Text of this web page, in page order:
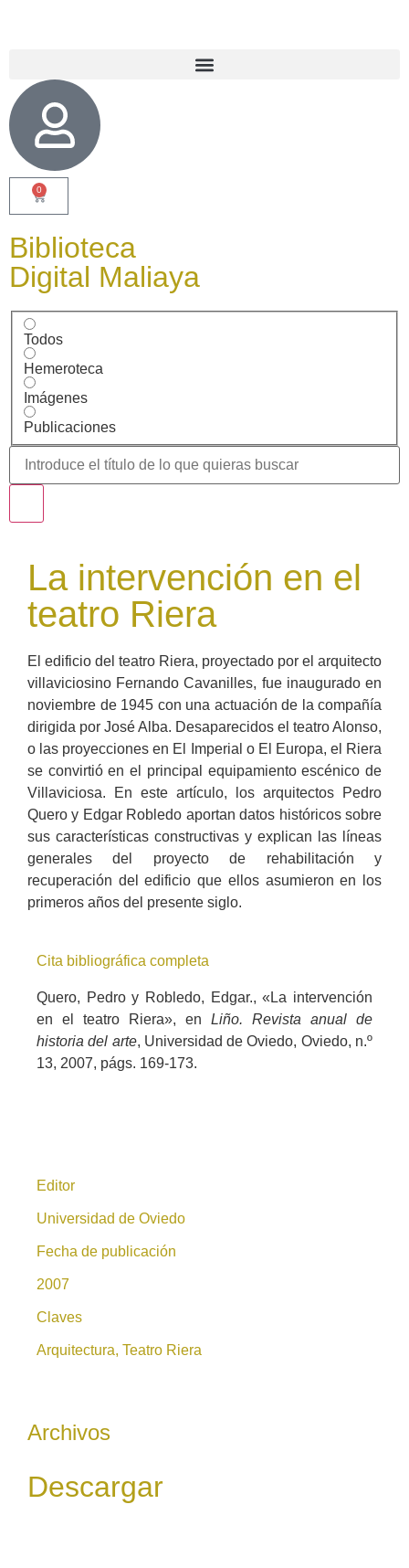
0
Biblioteca
Digital Maliaya
Todos
Hemeroteca
Imágenes
Publicaciones
La intervención en el
teatro Riera
El edificio del teatro Riera, proyectado por el arquitecto
villaviciosino Fernando Cavanilles, fue inaugurado en
noviembre de 1945 con una actuación de la compañía
dirigida por José Alba. Desaparecidos el teatro Alonso,
o las proyecciones en El Imperial o El Europa, el Riera
se convirtió en el principal equipamiento escénico de
Villaviciosa. En este artículo, los arquitectos Pedro
Quero y Edgar Robledo aportan datos históricos sobre
sus características constructivas y explican las líneas
generales del proyecto de rehabilitación y
recuperación del edificio que ellos asumieron en los
primeros años del presente siglo.
Cita bibliográfica completa
Quero, Pedro y Robledo, Edgar., «La intervención
en el teatro Riera», en Liño. Revista anual de
historia del arte, Universidad de Oviedo, Oviedo, n.º
13, 2007, págs. 169-173.
Editor
Universidad de Oviedo
Fecha de publicación
2007
Claves
Arquitectura, Teatro Riera
Archivos
Descargar